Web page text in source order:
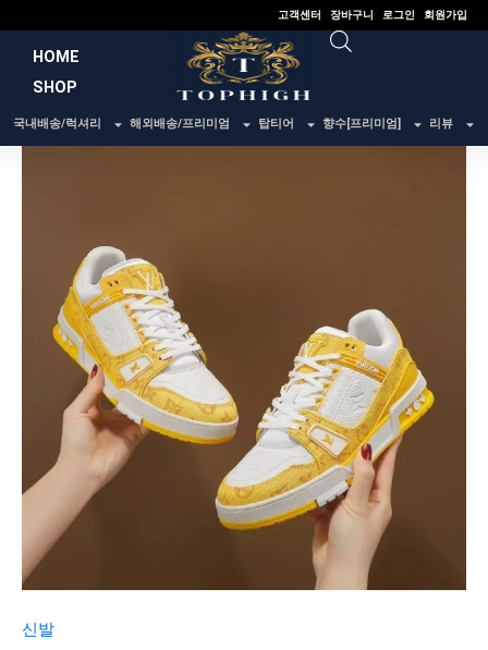
건
너
고객센터 장바구니 로그인 회원가입
HOME
SHOP
국내배송/럭셔리 해외배송/프리미엄 탑티어 향수[프리미엄] 리뷰
신발